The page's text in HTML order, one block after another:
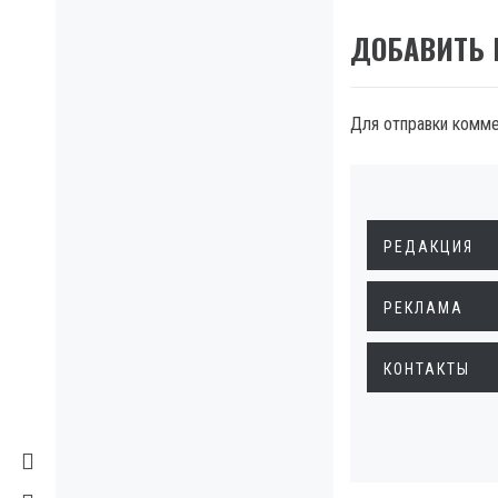
ДОБАВИТЬ
Для отправки
РЕДАКЦИЯ
РЕКЛАМА
КОНТАКТЫ